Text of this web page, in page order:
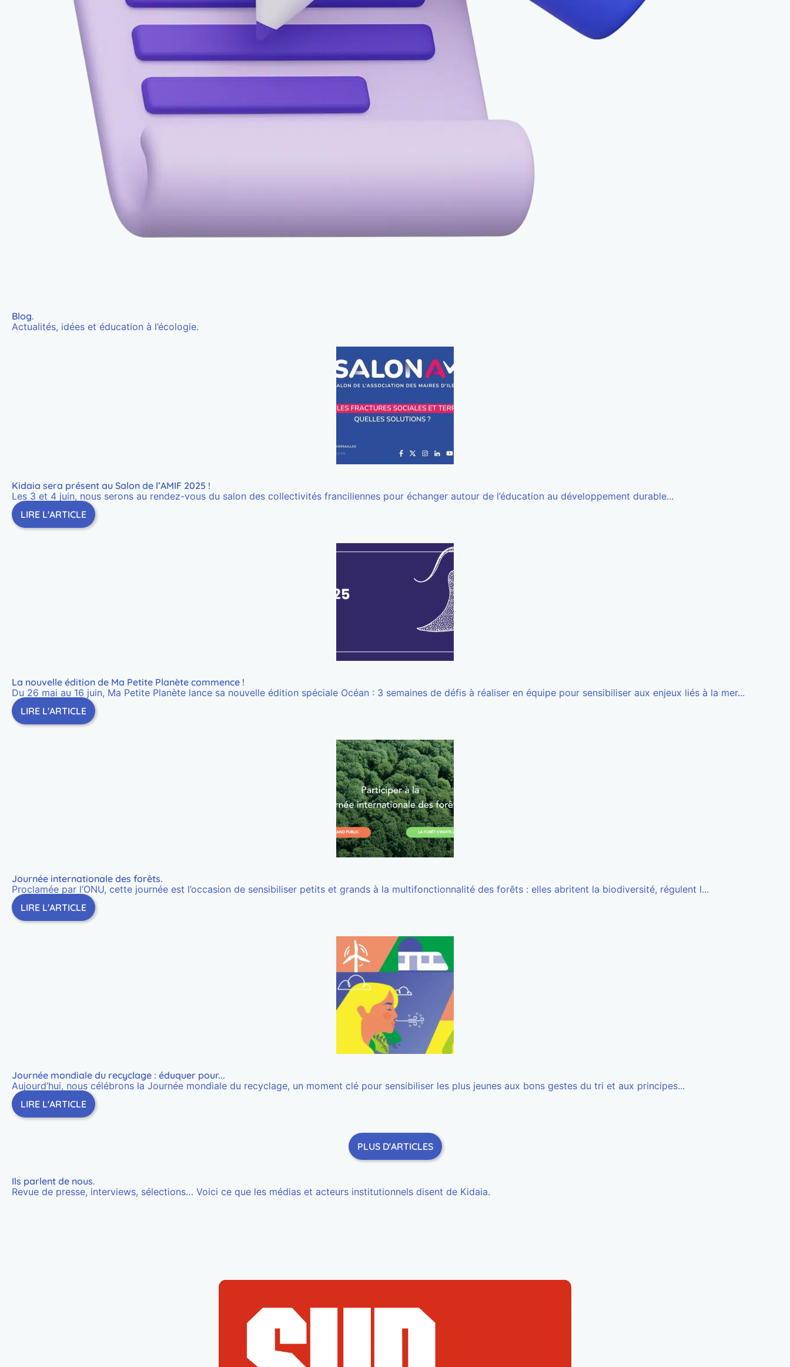
Blog.
Actualités, idées et éducation à l’écologie.
Kidaia sera présent au Salon de l’AMIF 2025 !
Les 3 et 4 juin, nous serons au rendez-vous du salon des collectivités franciliennes pour échanger autour de l’éducation au développement durable...
LIRE L'ARTICLE
La nouvelle édition de Ma Petite Planète commence !
Du 26 mai au 16 juin, Ma Petite Planète lance sa nouvelle édition spéciale Océan : 3 semaines de défis à réaliser en équipe pour sensibiliser aux enjeux liés à la mer...
LIRE L'ARTICLE
Journée internationale des forêts.
Proclamée par l’ONU, cette journée est l’occasion de sensibiliser petits et grands à la multifonctionnalité des forêts : elles abritent la biodiversité, régulent l...
LIRE L'ARTICLE
Journée mondiale du recyclage : éduquer pour...
Aujourd’hui, nous célébrons la Journée mondiale du recyclage, un moment clé pour sensibiliser les plus jeunes aux bons gestes du tri et aux principes...
LIRE L'ARTICLE
PLUS D'ARTICLES
Ils parlent de nous.
Revue de presse, interviews, sélections… Voici ce que les médias et acteurs institutionnels disent de Kidaia.